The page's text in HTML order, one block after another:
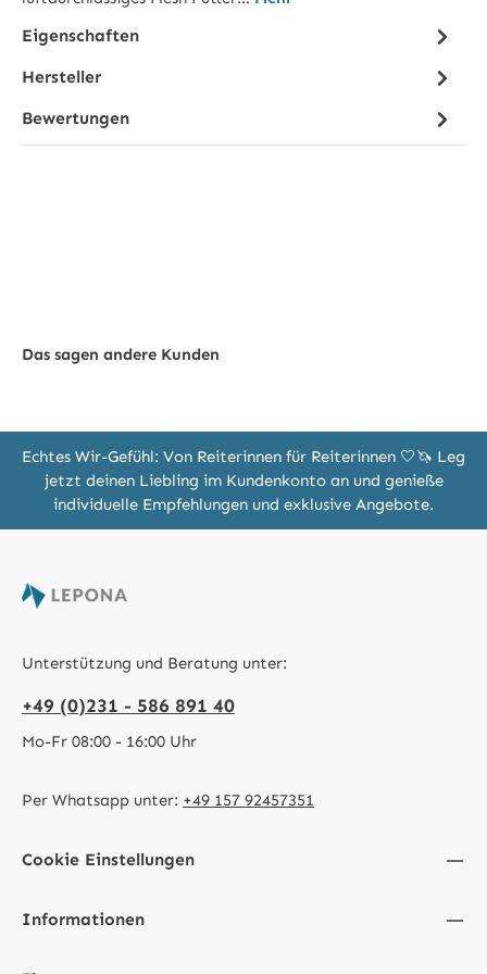
Eigenschaften
Hersteller
Bewertungen
Das sagen andere Kunden
Echtes Wir-Gefühl: Von Reiterinnen für Reiterinnen 🤍🦄 Leg
jetzt deinen Liebling im Kundenkonto an und genieße
individuelle Empfehlungen und exklusive Angebote.
Unterstützung und Beratung unter:
+49 (0)231 - 586 891 40
Mo-Fr 08:00 - 16:00 Uhr
Per Whatsapp unter: +49 157 92457351
Cookie Einstellungen
Informationen